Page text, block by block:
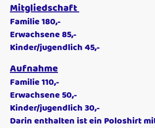
Mitgliedschaft
Familie 180,-
Erwachsene 85,-
Kinder/jugendlich 45,-
Aufnahme
Familie 110,-
Erwachsene 50,-
Kinder/jugendlich 30,-
Darin enthalten ist ein Poloshirt